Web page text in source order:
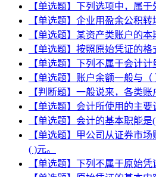
【单选题】下列选项中，属于
【单选题】企业用盈余公积转
【单选题】某资产类账户的
【单选题】按照原始凭证的
【单选题】下列不属于会计计
【单选题】账户余额一般与（
【判断题】一般说来，各类
【单选题】会计所使用的主要
【单选题】会计的基本职能是(
【单选题】甲公司从证券市
( )元。
【单选题】下列不属于原始凭